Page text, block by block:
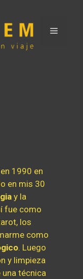
1990 en
en mis 30
y la
fue como
los
como
. Luego
y limpieza
técnica